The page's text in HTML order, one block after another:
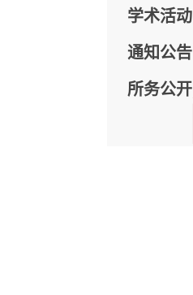
学术活动
通知公告
所务公开